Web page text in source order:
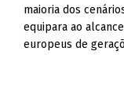
maioria dos
equipara ao
europeus de